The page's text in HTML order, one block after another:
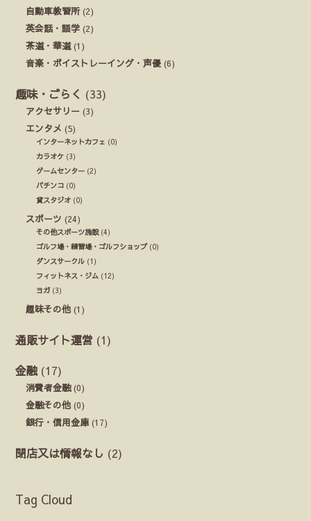
自動車教習所(2)
英会話・語学 (2)
茶道・華道(1)
音楽・ボイストレーイング・声優 (6)
趣味・ごらく (33)
アクセサリー (3)
エンタメ (5)
インターネットカフェ (0)
カラオケ (3)
ゲームセンター (2)
パチンコ (0)
貸スタジオ (0)
スポーツ (24)
その他スポーツ施設(4)
ゴルフ場・練習場・ゴルフショップ(0)
ダンスサークル (1)
フィットネス・ジム (12)
ヨガ (3)
趣味その他 (1)
通販サイト運営 (1)
金融 (17)
消費者金融(0)
金融その他 (0)
銀行・信用金庫 (17)
閉店又は情報なし (2)
Tag Cloud